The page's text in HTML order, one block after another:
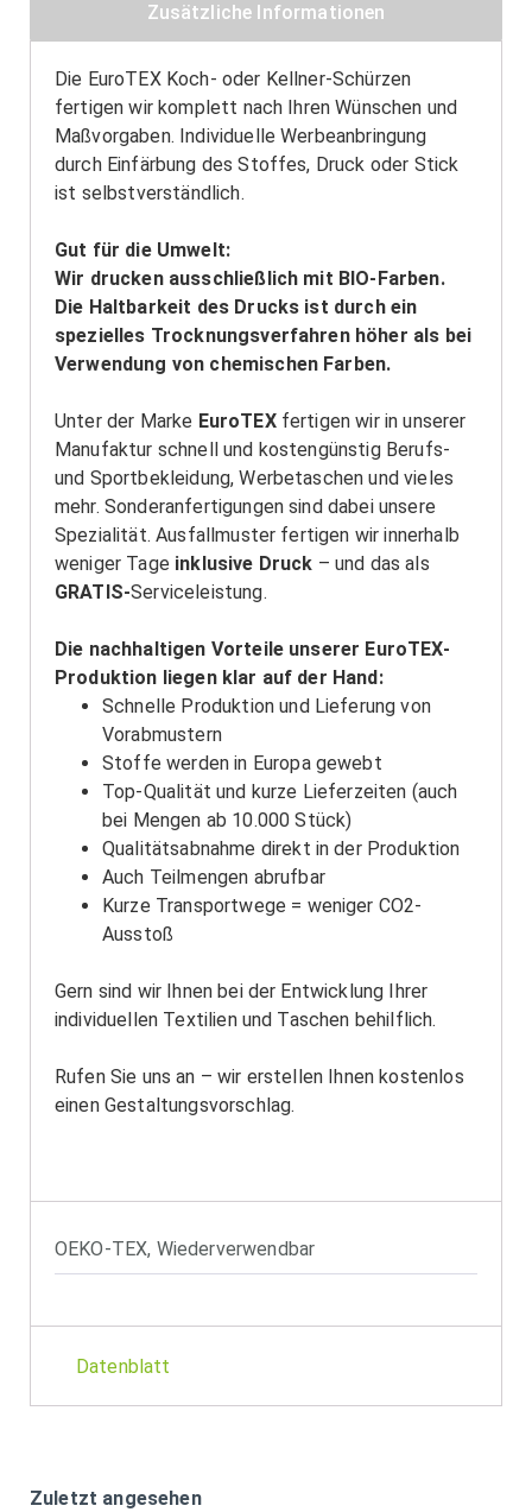
Zusätzliche Informationen
Die EuroTEX Koch- oder Kellner-Schürzen
fertigen wir komplett nach Ihren Wünschen und
Maßvorgaben. Individuelle Werbeanbringung
durch Einfärbung des Stoffes, Druck oder Stick
ist selbstverständlich.
Gut für die Umwelt:
Wir drucken ausschließlich mit BIO-Farben.
Die Haltbarkeit des Drucks ist durch ein
spezielles Trocknungsverfahren höher als bei
Verwendung von chemischen Farben.
Unter der Marke EuroTEX fertigen wir in unserer
Manufaktur schnell und kostengünstig Berufs-
und Sportbekleidung, Werbetaschen und vieles
mehr. Sonderanfertigungen sind dabei unsere
Spezialität. Ausfallmuster fertigen wir innerhalb
weniger Tage inklusive Druck – und das als
GRATIS-Serviceleistung.
Die nachhaltigen Vorteile unserer EuroTEX-
Produktion liegen klar auf der Hand:
Schnelle Produktion und Lieferung von
Vorabmustern
Stoffe werden in Europa gewebt
Top-Qualität und kurze Lieferzeiten (auch
bei Mengen ab 10.000 Stück)
Qualitätsabnahme direkt in der Produktion
Auch Teilmengen abrufbar
Kurze Transportwege = weniger CO2-
Ausstoß
Gern sind wir Ihnen bei der Entwicklung Ihrer
individuellen Textilien und Taschen behilflich.
Rufen Sie uns an – wir erstellen Ihnen kostenlos
einen Gestaltungsvorschlag.
OEKO-TEX, Wiederverwendbar
Datenblatt
Zuletzt angesehen